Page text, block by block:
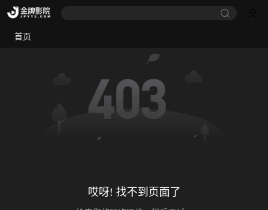
首页
哎呀! 找不到页面了